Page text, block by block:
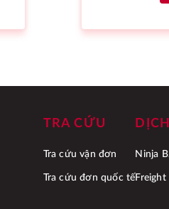
TRA CỨU
Tra cứu vận đơn
Tra cứu đơn quốc tế
Ninja